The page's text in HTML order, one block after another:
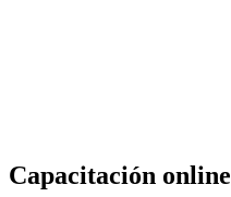
Capacitación online